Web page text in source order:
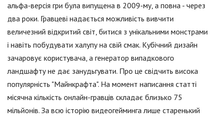
альфа-версія гри була випущена в 2009-му, а повна - через
два роки. Гравцеві надається можливість вивчити
величезний відкритий світ, битися з унікальними монстрами
і навіть побудувати халупу на свій смак. Кубічний дизайн
зачаровує користувача, а генератор випадкового
ландшафту не дає занудьгувати. Про це свідчить висока
популярність "Майнкрафта". На момент написання статті
місячна кількість онлайн-гравців складає близько 75
мільйонів. За всю історію видеогейминга лише старенький